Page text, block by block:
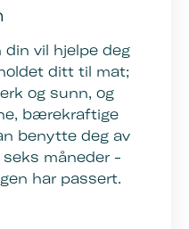
vil hjelpe deg
ditt til mat;
og sunn, og
bærekraftige
benytte deg av
måneder -
har passert.